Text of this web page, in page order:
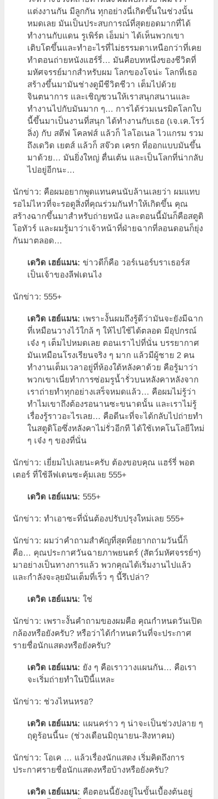
แต่งงานกัน มีลูกกัน ทุกอย่างนี่เกิดขึ้นในช่วงนั้น
หมดเลย มันเป็นประสบการณ์ที่สุดยอดมากที่ได้
ทำงานกับแดน รูเพิร์ต เอ็มม่า ได้เห็นพวกเขา
เติบโตขึ้นและทำอะไรที่ไม่ธรรมดาเหนือกว่าที่เคย
ทำตอนถ่ายหนังแฮร์รี่… มันคือบทหนึ่งของชีวิตที่
มหัศจรรย์มากสำหรับผม โลกของโจน่ะ โลกที่เธอ
สร้างขึ้นมามันช่างดูมีชีวิตชีวา เต็มไปด้วย
จินตนาการ และเชิญชวนให้เราสนุกสนานและ
ทำงานไปกับมันมาก ๆ… การได้ร่วมเนรมิตโลกใบ
นี้ขึ้นมาเป็นงานที่สนุก ได้ทำงานกับเธอ (เจ.เค.โรว์
ลิ่ง) กับ สตีฟ โคลฟส์ แล้วก็ ไลโอเนล ไวแกรม รวม
ถึงเดวิด เยตส์ แล้วก็ สจ๊วต เครก ที่ออกแบบมันขึ้น
มาด้วย… มันยิ่งใหญ่ ตื่นเต้น และเป็นโลกที่น่ากลับ
ไปอยู่อีกนะ…
นักข่าว: คือผมอยากพูดแทนคนนับล้านเลยว่า ผมแทบ
รอไม่ไหวที่จะรอดูสิ่งที่คุณร่วมกันทำให้เกิดขึ้น คุณ
สร้างฉากขึ้นมาสำหรับถ่ายหนัง และตอนนี้มันก็คือสตูดิ
โอทัวร์ และผมรู้มาว่าเจ้าหน้าที่ฝ่ายฉากที่ลอนดอนก็ยุ่ง
กันมาตลอด…
เดวิด เฮย์แมน: ข่าวดีก็คือ วอร์เนอร์บราเธอร์ส
เป็นเจ้าของลีฟเดนไง
นักข่าว: 555+
เดวิด เฮย์แมน: เพราะงั้นผมถึงรู้ดีว่ามันจะยังมีฉาก
ที่เหมือนวางไว้ใกล้ ๆ ให้ไปใช้ได้ตลอด มีอุปกรณ์
เจ๋ง ๆ เต็มไปหมดเลย ตอนเราไปที่นั่น บรรยากาศ
มันเหมือนโรงเรียนจริง ๆ มาก แล้วมีผู้ชาย 2 คน
ทำงานเต็มเวลาอยู่ที่ห้องใต้หลังคาด้วย คือรู้มาว่า
พวกเขาเนี่ยทำการซ่อมรูน้ำรั่วบนหลังคาหลังจาก
เราถ่ายทำทุกอย่างเสร็จหมดแล้ว… คือผมไม่รู้ว่า
ทำไมเขาถึงต้องรอนานซะขนาดนั้น และเราไม่รู้
เรื่องรู้ราวอะไรเลย… คือดีนะที่จะได้กลับไปถ่ายทำ
ในสตูดิโอซึ่งหลังคาไม่รั่วอีกที ได้ใช้เทคโนโลยีใหม่
ๆ เจ๋ง ๆ ของที่นั่น
นักข่าว: เยี่ยมไปเลยนะครับ ต้องขอบคุณ แฮร์รี่ พอต
เตอร์ ที่ใช้ลีฟเดนซะคุ้มเลย 555+
เดวิด เฮย์แมน: 555+
นักข่าว: ทำเอาซะที่นั่นต้องปรับปรุงใหม่เลย 555+
นักข่าว: ผมว่าคำถามสำคัญที่สุดที่อยากถามวันนี้ก็
คือ… คุณประกาศวันฉายภาพยนตร์ (สัตว์มหัศจรรย์ฯ)
มาอย่างเป็นทางการแล้ว พวกคุณได้เริ่มงานไปแล้ว
และกำลังจะลุยมันเต็มที่เร็ว ๆ นี้รึเปล่า?
เดวิด เฮย์แมน: ใช่
นักข่าว: เพราะงั้นคำถามของผมคือ คุณกำหนดวันเปิด
กล้องหรือยังครับ? หรือว่าได้กำหนดวันที่จะประกาศ
รายชื่อนักแสดงหรือยังครับ?
เดวิด เฮย์แมน: ยัง ๆ คือเราวางแผนกัน… คือเรา
จะเริ่มถ่ายทำในปีนี้แหละ
นักข่าว: ช่วงไหนหรอ?
เดวิด เฮย์แมน: แผนคร่าว ๆ น่าจะเป็นช่วงปลาย ๆ
ฤดูร้อนนี้นะ (ช่วงเดือนมิถุนายน-สิงหาคม)
นักข่าว: โอเค … แล้วเรื่องนักแสดง เริ่มคิดถึงการ
ประกาศรายชื่อนักแสดงหรือบ้างหรือยังครับ?
เดวิด เฮย์แมน: คือตอนนี้ยังอยู่ในขั้นเบื้องต้นอยู่